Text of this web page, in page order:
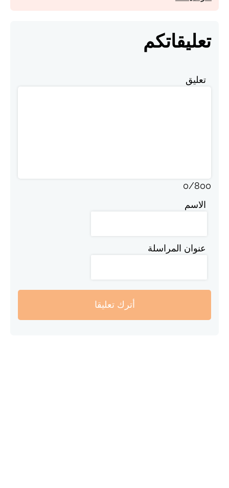
تعليقاتكم
تعليق
0/800
الاسم
عنوان المراسلة
أترك تعليقا